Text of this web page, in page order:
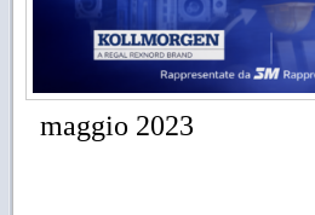
maggio 2023